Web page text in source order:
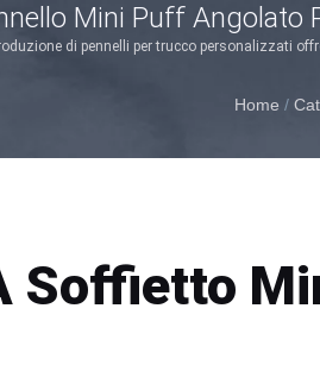
Mini Puff Angolato
di pennelli per trucco personalizzati
Home /
Soffietto